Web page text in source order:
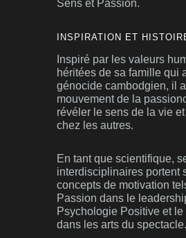
Sens et Passion.
INSPIRATION ET
Inspiré par les valeurs
héritées de sa famille qui
génocide cambodgien, il
mouvement de la
révéler le sens de la vie
chez les autres.
En tant que scientifique,
interdisciplinaires portent
concepts de motivation
Passion dans le
Psychologie Positive et le
dans les arts du spectacle.